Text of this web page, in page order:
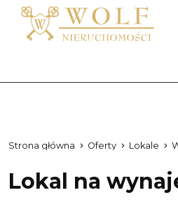
Strona główna Oferty Lokale
Lokal na